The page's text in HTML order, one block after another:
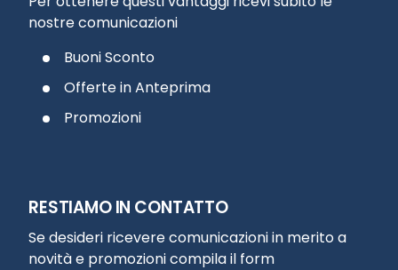
nostre comunicazioni
Buoni Sconto
Offerte in Anteprima
Promozioni
RESTIAMO IN CONTATTO
Se desideri ricevere comunicazioni in merito a
novità e promozioni compila il form